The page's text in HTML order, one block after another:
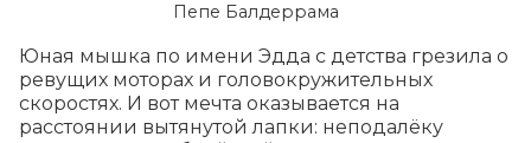
Пепе Балдеррама
Юная мышка по имени Эдда с детства грезила о
ревущих моторах и головокружительных
скоростях. И вот мечта оказывается на
расстоянии вытянутой лапки: неподалёку